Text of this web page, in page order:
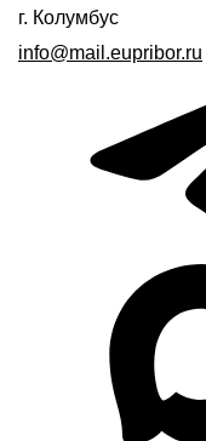
г. Колумбус
info@mail.eupribor.ru